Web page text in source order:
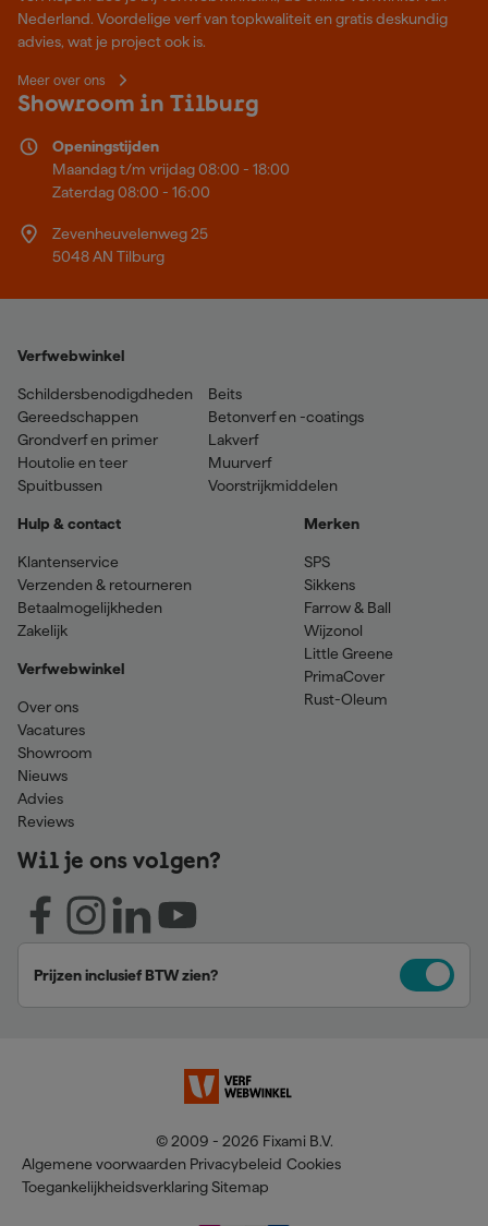
Nederland. Voordelige verf van topkwaliteit en gratis deskundig
advies, wat je project ook is.
Meer over ons
Showroom in Tilburg
Openingstijden
Maandag t/m vrijdag 08:00 - 18:00
Zaterdag 08:00 - 16:00
Zevenheuvelenweg 25
5048 AN Tilburg
Verfwebwinkel
Schildersbenodigdheden
Gereedschappen
Grondverf en primer
Houtolie en teer
Spuitbussen
Beits
Betonverf en -coatings
Lakverf
Muurverf
Voorstrijkmiddelen
Hulp & contact
Klantenservice
Verzenden & retourneren
Betaalmogelijkheden
Zakelijk
Verfwebwinkel
Over ons
Vacatures
Showroom
Nieuws
Advies
Reviews
Merken
SPS
Sikkens
Farrow & Ball
Wijzonol
Little Greene
PrimaCover
Rust-Oleum
Wil je ons volgen?
Prijzen inclusief BTW zien?
© 2009 - 2026 Fixami B.V.
Algemene voorwaarden Privacybeleid Cookies
Toegankelijkheidsverklaring Sitemap